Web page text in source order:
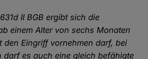
II BGB ergibt sich die
einem Alter von sechs Monaten
den Eingriff vornehmen darf, bei
darf es auch eine gleich befähigte